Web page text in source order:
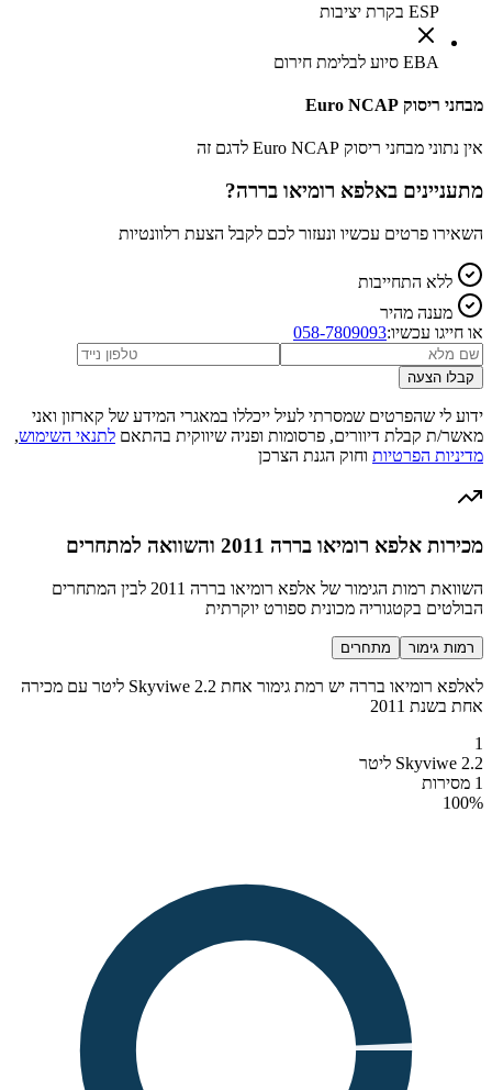
ESP בקרת יציבות
EBA סיוע לבלימת חירום
מבחני ריסוק Euro NCAP
אין נתוני מבחני ריסוק Euro NCAP לדגם זה
מתעניינים באלפא רומיאו בררה?
השאירו פרטים עכשיו ונעזור לכם לקבל הצעת רלוונטיות
ללא התחייבות
מענה מהיר
או חייגו עכשיו:058-7809093
קבלו הצעה
ידוע לי שהפרטים שמסרתי לעיל ייכללו במאגרי המידע של קארזון ואני
מאשר/ת קבלת דיוורים, פרסומות ופניה שיווקית בהתאם לתנאי השימוש,
מדיניות הפרטיות וחוק הגנת הצרכן
מכירות אלפא רומיאו בררה 2011 והשוואה למתחרים
השוואת רמות הגימור של אלפא רומיאו בררה 2011 לבין המתחרים
הבולטים בקטגוריה מכונית ספורט יוקרתית
רמות גימור מתחרים
לאלפא רומיאו בררה יש רמת גימור אחת Skyviwe 2.2 ליטר עם מכירה
אחת בשנת 2011
1
Skyviwe 2.2 ליטר
1 מסירות
100%